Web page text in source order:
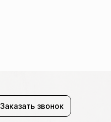
Заказать звонок